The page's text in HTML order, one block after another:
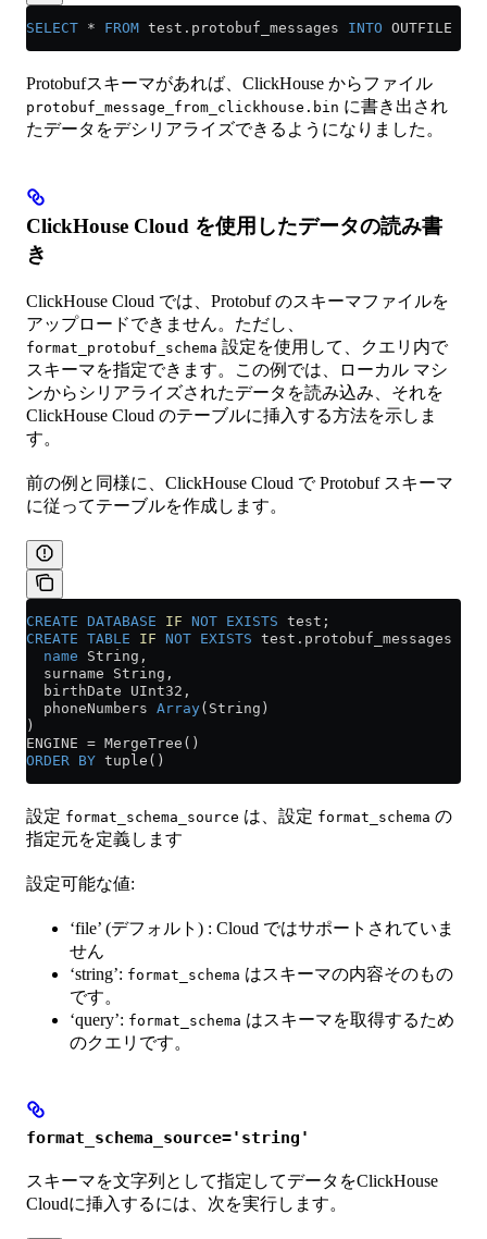
SELECT * FROM test . protobuf_messages INTO OUTFILE
Protobufスキーマがあれば、ClickHouse からファイル
protobuf_message_from_clickhouse.bin に書き出され
たデータをデシリアライズできるようになりました。
ClickHouse Cloud を使用したデータの読み書
き
ClickHouse Cloud では、Protobuf のスキーマファイルを
アップロードできません。ただし、
format_protobuf_schema 設定を使用して、クエリ内で
スキーマを指定できます。この例では、ローカル マシ
ンからシリアライズされたデータを読み込み、それを
ClickHouse Cloud のテーブルに挿入する方法を示しま
す。
前の例と同様に、ClickHouse Cloud で Protobuf スキーマ
に従ってテーブルを作成します。
CREATE DATABASE IF NOT EXISTS test;
CREATE TABLE IF NOT EXISTS test . protobuf_messages
  name
String,
  surname String,
  birthDate UInt32,
  phoneNumbers
Array(String)
)
ENGINE = MergeTree()
ORDER BY tuple()
設定 format_schema_source は、設定 format_schema の
指定元を定義します
設定可能な値:
‘file’ (デフォルト) : Cloud ではサポートされていま
せん
‘string’: format_schema はスキーマの内容そのもの
です。
‘query’: format_schema はスキーマを取得するため
のクエリです。
format_schema_source='string'
スキーマを文字列として指定してデータをClickHouse
Cloudに挿入するには、次を実行します。